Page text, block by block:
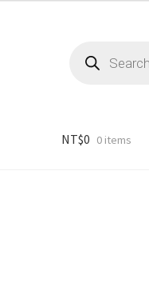
search
NT$0 0 items